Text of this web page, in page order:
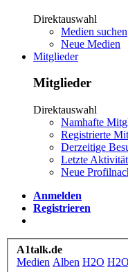
Direktauswahl
Medien suchen
Neue Medien
Mitglieder
Mitglieder
Direktauswahl
Namhafte
Registrierte
Derzeitige
Letzte
Neue
Anmelden
Registrieren
A1talk.de
Medien Alben H2O